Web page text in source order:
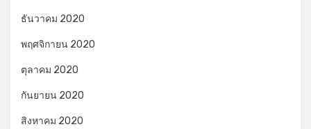
ธันวาคม 2020
พฤศจิกายน 2020
ตุลาคม 2020
กันยายน 2020
สิงหาคม 2020